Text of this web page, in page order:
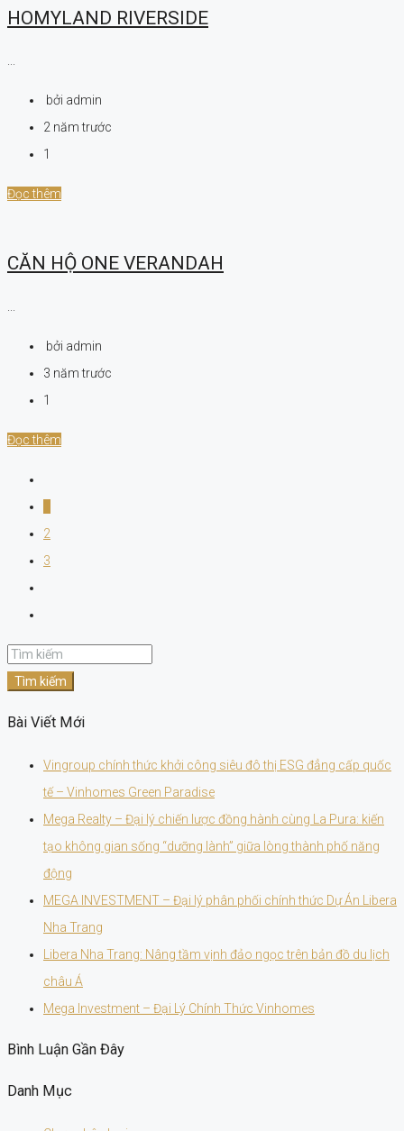
HOMYLAND RIVERSIDE
bởi admin
2 năm trước
1
Đọc thêm
CĂN HỘ ONE VERANDAH
bởi admin
3 năm trước
1
Đọc thêm
2
3
Tìm kiếm
Bài Viết Mới
Vingroup chính thức khởi công siêu đô thị ESG đẳng cấp quốc
tế – Vinhomes Green Paradise
Mega Realty – Đại lý chiến lược đồng hành cùng La Pura: kiến
tạo không gian sống “dưỡng lành” giữa lòng thành phố năng
động
MEGA INVESTMENT – Đại lý phân phối chính thức Dự Án Libera
Nha Trang
Libera Nha Trang: Nâng tầm vịnh đảo ngọc trên bản đồ du lịch
châu Á
Mega Investment – Đại Lý Chính Thức Vinhomes
Bình Luận Gần Đây
Danh Mục